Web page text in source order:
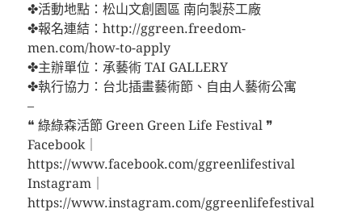
✤活動地點：松山文創園區 南向製菸工廠
✤報名連結：http://ggreen.freedom-
men.com/how-to-apply
✤主辦單位：承藝術 TAI GALLERY
✤執行協力：台北插畫藝術節、自由人藝術公寓
–
❝ 綠綠森活節 Green Green Life Festival ❞
Facebook｜
https://www.facebook.com/ggreenlifestival
Instagram｜
https://www.instagram.com/ggreenlifefestival